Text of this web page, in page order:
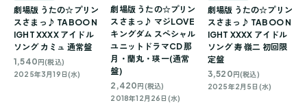
劇場版 うたの☆プリン
スさまっ♪ TABOO N
IGHT XXXX アイドル
ソング カミュ 通常盤
1,540 円(税込)
2025年3月19日(水)
劇場版 うたの☆プリン
スさまっ♪ マジLOVE
キングダム スペシャル
ユニットドラマCD 那
月・蘭丸・瑛一(通常
盤)
2,420円(税込)
2018年12月26日(水)
劇場版 うたの☆プリン
スさまっ♪ TABOO N
IGHT XXXX アイドル
ソング 寿 嶺二 初回限
定盤
3,520 円(税込)
2025年2月5日(水)